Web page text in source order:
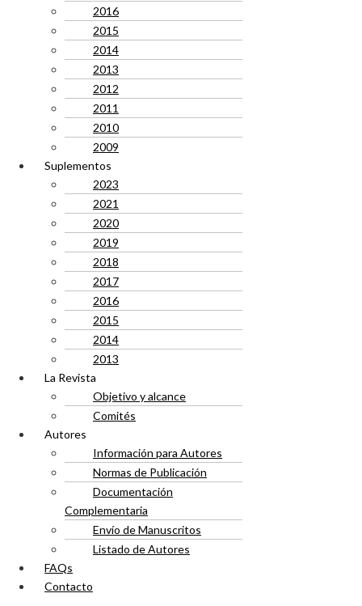
2016
2015
2014
2013
2012
2011
2010
2009
Suplementos
2023
2021
2020
2019
2018
2017
2016
2015
2014
2013
La Revista
Objetivo y alcance
Comités
Autores
Información para Autores
Normas de Publicación
Documentación
Complementaria
Envío de Manuscritos
Listado de Autores
FAQs
Contacto